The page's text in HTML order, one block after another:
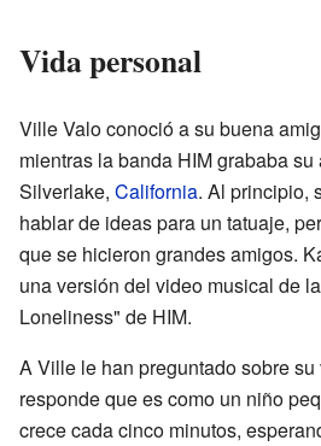
Vida personal
Ville Valo conoció a su buena
mientras la banda HIM grababa
Silverlake, California. Al principio,
hablar de ideas para un tatuaje,
que se hicieron grandes amigos.
una versión del video musical de
Loneliness" de HIM.
A Ville le han preguntado sobre
responde que es como un niño
crece cada cinco minutos,